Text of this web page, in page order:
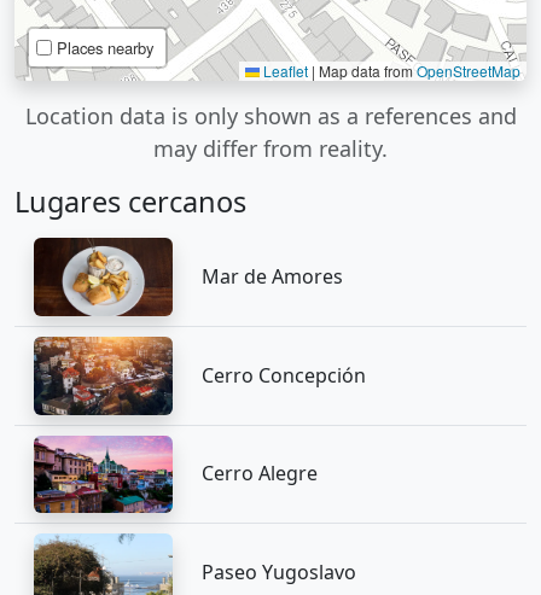
Places nearby
Leaflet | Map data fromOpenStreetMap
Location data is only shown as a references and
may differ from reality.
Lugares cercanos
Mar de Amores
Cerro Concepción
Cerro Alegre
Paseo Yugoslavo